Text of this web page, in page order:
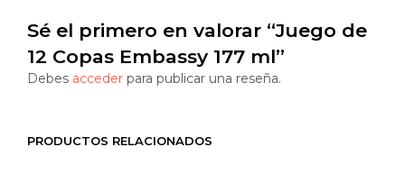
Sé el primero en valorar “Juego de
12 Copas Embassy 177 ml”
Debes acceder para publicar una reseña.
PRODUCTOS RELACIONADOS